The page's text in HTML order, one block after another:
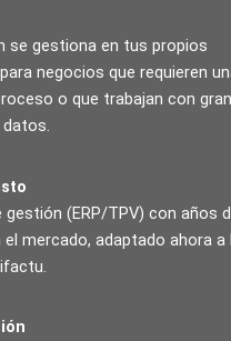
se gestiona en tus propios
negocios que requieren
o que trabajan con
gestión (ERP/TPV) con años
el mercado, adaptado ahora a